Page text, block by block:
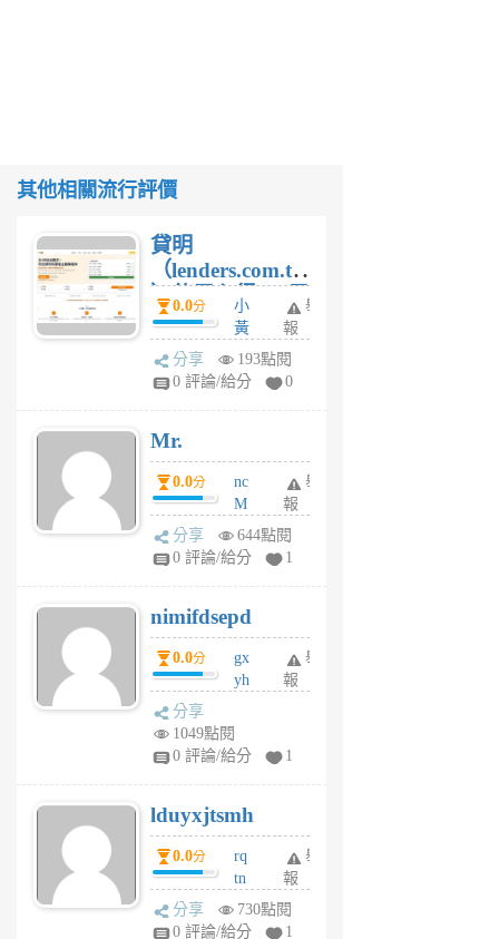
其他相關流行評價
貸明
（lenders.com.tw
）使用心得 — 民
間貸款比較平台
體驗
0.0分
小
黃
蜂
1
舉
報
分享
193點閱
0 評論/給分
0
Mr.
0.0分
nc
M
U
F
U
5
個
月
舉
報
分享
644點閱
0 評論/給分
1
nimifdsepd
0.0分
gx
yh
jl
月
前
舉
報
分享
1049點閱
0 評論/給分
1
lduyxjtsmh
0.0分
rq
tn
jt
gl
舉
報
分享
730點閱
0 評論/給分
1